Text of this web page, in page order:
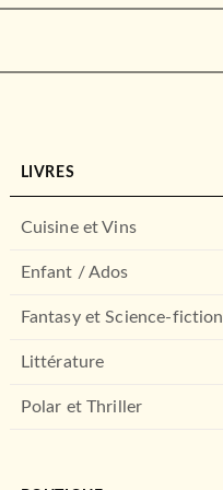
LIVRES
Cuisine et Vins
Enfant / Ados
Fantasy et Science-fiction
Littérature
Polar et Thriller